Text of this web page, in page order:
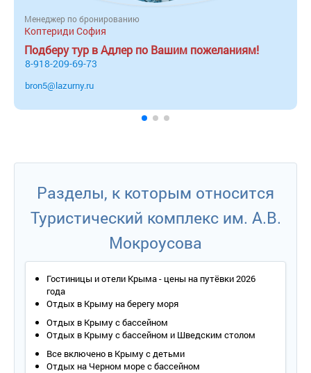
Менеджер по бронированию
Коптериди София
Подберу тур в Адлер по Вашим пожеланиям!
8-918-209-69-73
bron5@lazurny.ru
Разделы, к которым относится
Туристический комплекс им. А.В.
Мокроусова
Гостиницы и отели Крыма - цены на путёвки 2026
года
Отдых в Крыму на берегу моря
Отдых в Крыму с бассейном
Отдых в Крыму с бассейном и Шведским столом
Все включено в Крыму с детьми
Отдых на Черном море с бассейном